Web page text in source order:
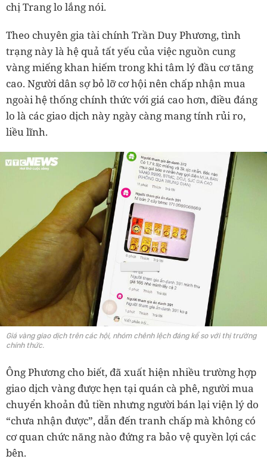
chị Trang lo lắng nói.
Theo chuyên gia tài chính Trần Duy Phương, tình
trạng này là hệ quả tất yếu của việc nguồn cung
vàng miếng khan hiếm trong khi tâm lý đầu cơ tăng
cao. Người dân sợ bỏ lỡ cơ hội nên chấp nhận mua
ngoài hệ thống chính thức với giá cao hơn, điều đáng
lo là các giao dịch này ngày càng mang tính rủi ro,
liều lĩnh.
Giá vàng giao dịch trên các hội, nhóm chênh lệch đáng kể so với thị trường
chính thức.
Ông Phương cho biết, đã xuất hiện nhiều trường hợp
giao dịch vàng được hẹn tại quán cà phê, người mua
chuyển khoản đủ tiền nhưng người bán lại viện lý do
“chưa nhận được”, dẫn đến tranh chấp mà không có
cơ quan chức năng nào đứng ra bảo vệ quyền lợi các
bên.